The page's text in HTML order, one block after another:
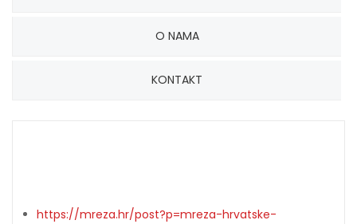
O NAMA
KONTAKT
https://mreza.hr/post?p=mreza-hrvatske-